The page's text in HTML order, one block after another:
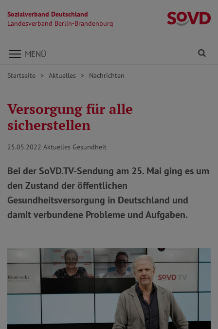
Sozialverband Deutschland
Landesverband Berlin-Brandenburg
Direkt zu den Inhalten springen
MENÜ
Startseite Aktuelles Nachrichten
Versorgung für alle
sicherstellen
25.05.2022 Aktuelles Gesundheit
Bei der SoVD.TV-Sendung am 25. Mai ging es um
den Zustand der öffentlichen
Gesundheitsversorgung in Deutschland und
damit verbundene Probleme und Aufgaben.